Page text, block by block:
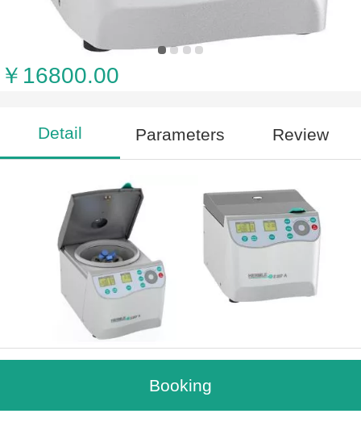
小型台式离心机
￥16800.00
Detail Parameters Review
Centrifuge Z 207 A
Booking